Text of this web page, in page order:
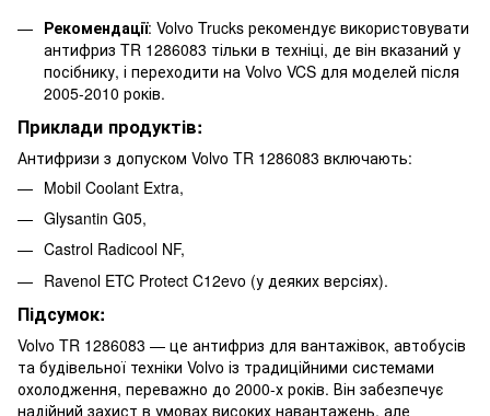
Рекомендації: Volvo Trucks рекомендує використовувати
антифриз TR 1286083 тільки в техніці, де він вказаний у
посібнику, і переходити на Volvo VCS для моделей після
2005-2010 років.
Приклади продуктів:
Антифризи з допуском Volvo TR 1286083 включають:
Mobil Coolant Extra,
Glysantin G05,
Castrol Radicool NF,
Ravenol ETC Protect C12evo (у деяких версіях).
Підсумок:
Volvo TR 1286083 — це антифриз для вантажівок, автобусів
та будівельної техніки Volvo із традиційними системами
охолодження, переважно до 2000-х років. Він забезпечує
надійний захист в умовах високих навантажень, але